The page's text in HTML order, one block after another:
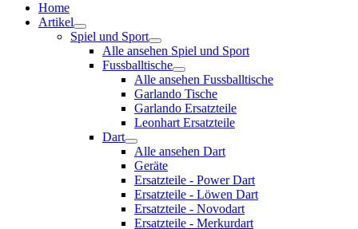
Home
Artikel
Spiel und Sport
Alle ansehen Spiel und Sport
Fussballtische
Alle ansehen Fussballtische
Garlando Tische
Garlando Ersatzteile
Leonhart Ersatzteile
Dart
Alle ansehen Dart
Geräte
Ersatzteile - Power Dart
Ersatzteile - Löwen Dart
Ersatzteile - Novodart
Ersatzteile - Merkurdart